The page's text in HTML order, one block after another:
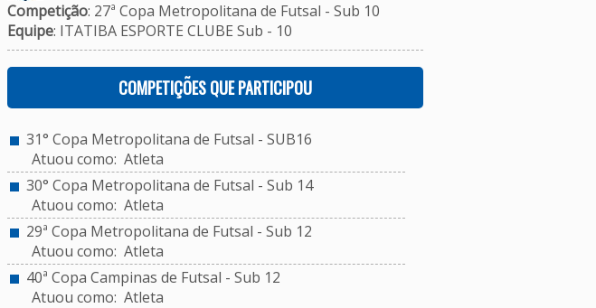
Competição: 27ª Copa Metropolitana de Futsal - Sub 10
Equipe: ITATIBA ESPORTE CLUBE Sub - 10
COMPETIÇÕES QUE PARTICIPOU
31° Copa Metropolitana de Futsal - SUB16
Atuou como: Atleta
30° Copa Metropolitana de Futsal - Sub 14
Atuou como: Atleta
29ª Copa Metropolitana de Futsal - Sub 12
Atuou como: Atleta
40ª Copa Campinas de Futsal - Sub 12
Atuou como: Atleta